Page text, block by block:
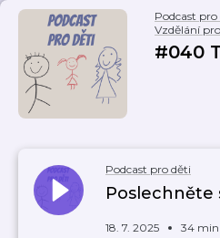
Podcast pro
Vzdělání
#040
Podcast pro děti
Poslechněte
18. 7. 2025 34 min